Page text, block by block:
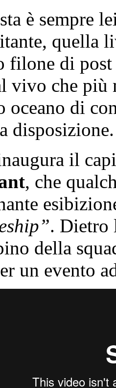
è sempre
quella
filone di
vivo che più
oceano di
disposizione.
il
, che
. Dietro
della
un evento